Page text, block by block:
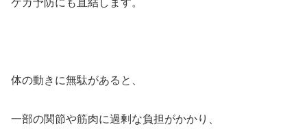
ケガ予防にも直結します。
体の動きに無駄があると、
一部の関節や筋肉に過剰な負担がかかり、